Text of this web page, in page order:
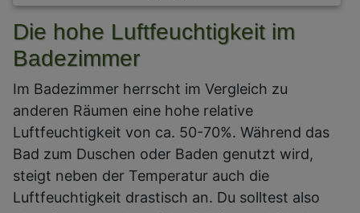
Die hohe Luftfeuchtigkeit im
Badezimmer
Im Badezimmer herrscht im Vergleich zu
anderen Räumen eine hohe relative
Luftfeuchtigkeit von ca. 50-70%. Während das
Bad zum Duschen oder Baden genutzt wird,
steigt neben der Temperatur auch die
Luftfeuchtigkeit drastisch an. Du solltest also